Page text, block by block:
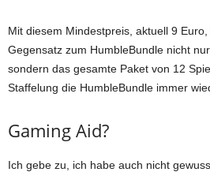
Mit diesem Mindestpreis, aktuell 9
Gegensatz zum HumbleBundle nicht
sondern das gesamte Paket von 12
Staffelung die HumbleBundle immer
Gaming Aid?
Ich gebe zu, ich habe auch nicht